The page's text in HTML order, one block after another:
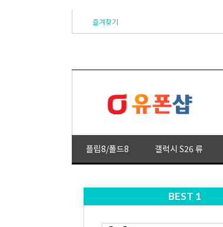
즐겨찾기
플립8/폴드8 갤럭시 S26 류
BEST 1